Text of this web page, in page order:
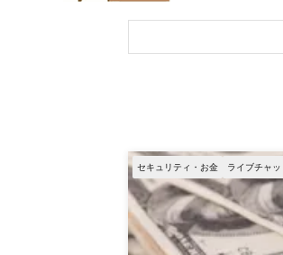
セキュリティ・お金 ライブチャッ